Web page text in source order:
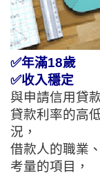
✅年滿18歲
✅收入穩定
與申請信用貸
貸款利率的高
況，
借款人的職業
考量的項目，